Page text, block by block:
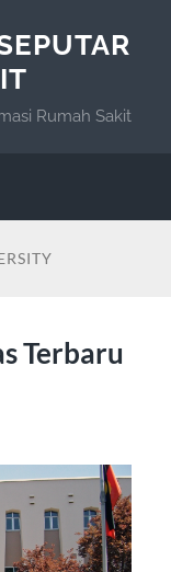
Rumah Sakit
Terbaru